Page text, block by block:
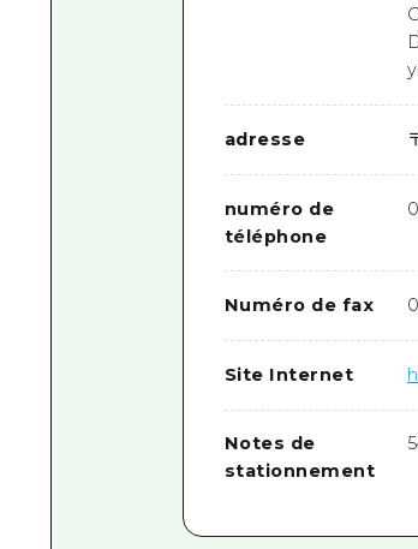
adresse
numéro de
téléphone
Numéro de fax
Site Internet
Notes de
stationnement